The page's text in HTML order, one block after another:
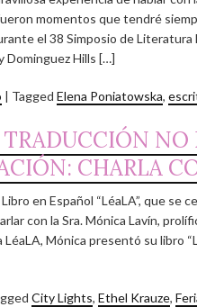
momentos que tendré
el 38 Simposio de Literatura
Dominguez Hills […]
| Tagged Elena Poniatowska,
NO
CHARLA
en Español “LéaLA”, que se
con la Sra. Mónica Lavín,
LéaLA, Mónica presentó su libro
City Lights, Ethel Krauze,